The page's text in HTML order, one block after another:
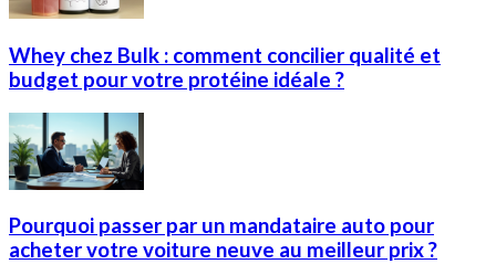
Whey chez Bulk : comment concilier qualité et
budget pour votre protéine idéale ?
Pourquoi passer par un mandataire auto pour
acheter votre voiture neuve au meilleur prix ?